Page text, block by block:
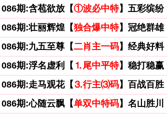
086期:含苞欲放【①波必中特】五彩缤纷
086期:壮丽辉煌【独合爆中特】冠绝群雄
086期:九五至尊【二肖主一码】经典好料
086期:浮名虚利【 ⒈尾中平特】稳打稳赢
086期:走马观花【 ⒊行主⑶码】百战百胜
086期:心随云飘【单双中特码】名山胜川